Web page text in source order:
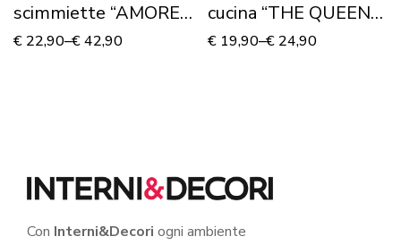
scimmiette “AMORE
DI MAMMA” –
€ 22,90–€42,90
cucina “THE QUEEN
OF THE KITCHEN”
€ 19,90–€ 24,90
Con Interni&Decori ogni ambiente